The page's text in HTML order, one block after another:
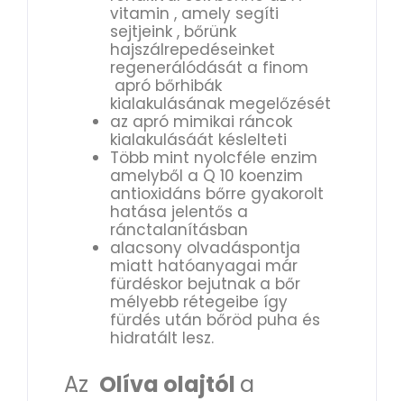
vitamin , amely segíti
sejtjeink , bőrünk
hajszálrepedéseinket
regenerálódását a finom
apró bőrhibák
kialakulásának megelőzését
az apró mimikai ráncok
kialakulásáát késlelteti
Több mint nyolcféle enzim
amelyből a Q 10 koenzim
antioxidáns bőrre gyakorolt
hatása jelentős a
ránctalanításban
alacsony olvadáspontja
miatt hatóanyagai már
fürdéskor bejutnak a bőr
mélyebb rétegeibe így
fürdés után bőröd puha és
hidratált lesz.
Az Olíva olajtól a